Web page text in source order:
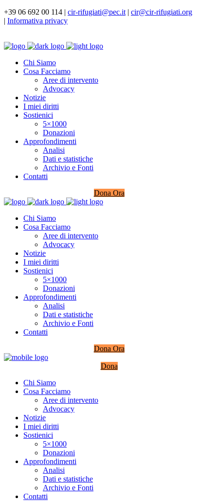
+39 06 692 00 114 | cir-rifugiati@pec.it | cir@cir-rifugiati.org
| Informativa privacy
Chi Siamo
Cosa Facciamo
Aree di intervento
Advocacy
Notizie
I miei diritti
Sostienici
5×1000
Donazioni
Approfondimenti
Analisi
Dati e statistiche
Archivio e Fonti
Contatti
Dona Ora
Chi Siamo
Cosa Facciamo
Aree di intervento
Advocacy
Notizie
I miei diritti
Sostienici
5×1000
Donazioni
Approfondimenti
Analisi
Dati e statistiche
Archivio e Fonti
Contatti
Dona Ora
Dona
Chi Siamo
Cosa Facciamo
Aree di intervento
Advocacy
Notizie
I miei diritti
Sostienici
5×1000
Donazioni
Approfondimenti
Analisi
Dati e statistiche
Archivio e Fonti
Contatti